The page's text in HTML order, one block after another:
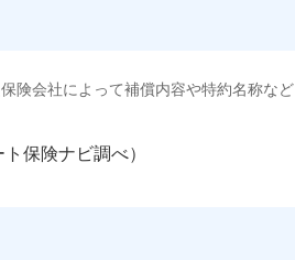
険会社によって補償内容や特約名称な
保険ナビ調べ）